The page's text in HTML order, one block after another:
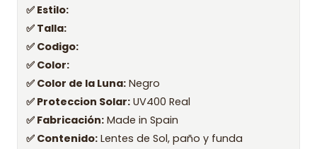
✅ Estilo:
✅ Talla:
✅ Codigo:
✅ Color:
✅ Color de la Luna: Negro
✅ Proteccion Solar: UV400 Real
✅ Fabricación: Made in Spain
✅ Contenido: Lentes de Sol, paño y funda